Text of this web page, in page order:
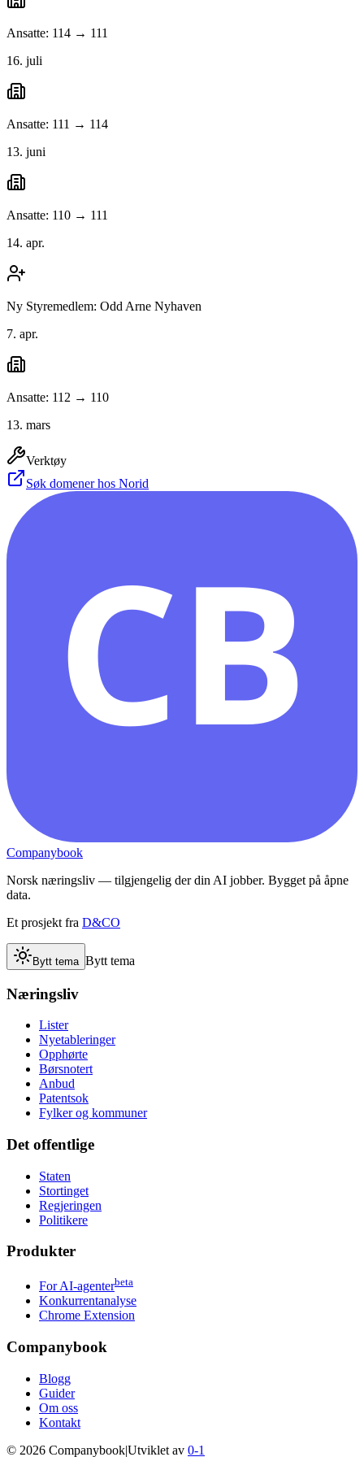
Ansatte: 114 → 111
16. juli
Ansatte: 111 → 114
13. juni
Ansatte: 110 → 111
14. apr.
Ny Styremedlem: Odd Arne Nyhaven
7. apr.
Ansatte: 112 → 110
13. mars
Verktøy
Søk domener hos Norid
CB
Companybook
Norsk næringsliv — tilgjengelig der din AI jobber. Bygget på åpne
data.
Et prosjekt fra D&CO
Bytt tema Bytt tema
Næringsliv
Lister
Nyetableringer
Opphørte
Børsnotert
Anbud
Patentsok
Fylker og kommuner
Det offentlige
Staten
Stortinget
Regjeringen
Politikere
Produkter
For AI-agenterbeta
Konkurrentanalyse
Chrome Extension
Companybook
Blogg
Guider
Om oss
Kontakt
© 2026 Companybook|Utviklet av 0-1